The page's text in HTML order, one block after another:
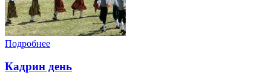
Подробнее
Кадрин день